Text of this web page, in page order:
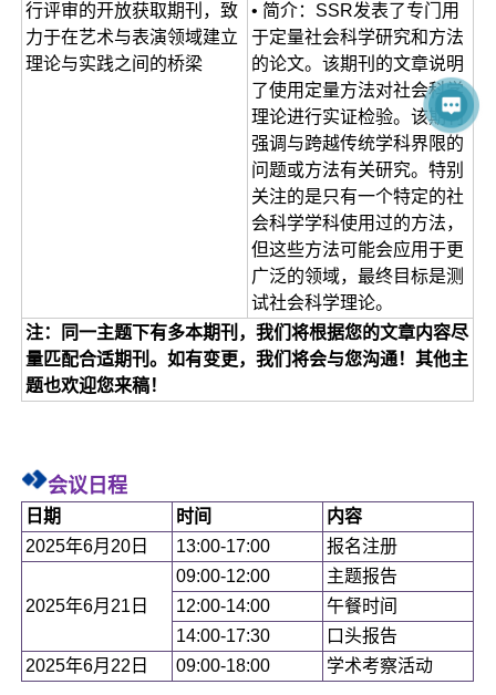
行评审的开放获取期刊，致
力于在艺术与表演领域建立
理论与实践之间的桥梁
• 简介：SSR发表了专门用
于定量社会科学研究和方法
的论文。该期刊的文章说明
了使用定量方法对社会科学
理论进行实证检验。该期刊
强调与跨越传统学科界限的
问题或方法有关研究。特别
关注的是只有一个特定的社
会科学学科使用过的方法，
但这些方法可能会应用于更
广泛的领域，最终目标是测
试社会科学理论。
注：同一主题下有多本期刊，我们将根据您的文章内容尽
量匹配合适期刊。如有变更，我们将会与您沟通！其他主
题也欢迎您来稿！
会议日程
日期 时间
内容
2025年6月20日
13:00-17:00 报名注册
2025年6月21日
09:00-12:00
主题报告
12:00-14:00
午餐时间
14:00-17:30
口头报告
2025年6月22日
09:00-18:00 学术考察活动